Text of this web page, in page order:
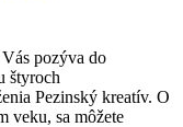
pozýva do
štyroch
Pezinský kreatív. O
veku, sa môžete